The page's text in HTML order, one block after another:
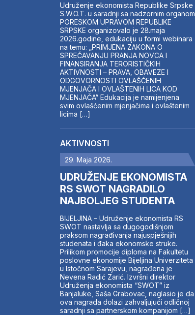
Udruženje ekonomista Republike Srpske
S.W.O.T. u saradnji sa nadzornim organom
PORESKOM UPRAVOM REPUBLIKE
SRPSKE organizovalo je 28.maja
2026.godine, edukaciju u formi webinara
na temu: „PRIMJENA ZAKONA O
SPREČAVANJU PRANJA NOVCA I
FINANSIRANJA TERORISTIČKIH
AKTIVNOSTI – PRAVA, OBAVEZE I
ODGOVORNOSTI OVLAŠĆENIH
MJENJAČA I OVLAŠTENIH LICA KOD
MJENJAČA“ Edukacija je namijenjena
svim ovlašćenim mjenjačima i ovlaštenim
licima […]
AKTIVNOSTI
29. Maja 2026.
UDRUŽENJE EKONOMISTA
RS SWOT NAGRADILO
NAJBOLJEG STUDENTA
BIJELJINA – Udruženje ekonomista RS
SWOT nastavlja sa dugogodišnjom
praksom nagrađivanja najuspješnijih
studenata i đaka ekonomske struke.
Prilikom promocije diploma na Fakultetu
poslovne ekonomije Bijeljina Univerziteta
u Istočnom Sarajevu, nagrađena je
Nevena Radić Zarić. Izvršni direktor
Udruženja ekonomista “SWOT” iz
Banjaluke, Saša Grabovac, naglasio je da
ova nagrada dolazi zahvaljujući odličnoj
saradnji sa partnerskom kompanijom […]